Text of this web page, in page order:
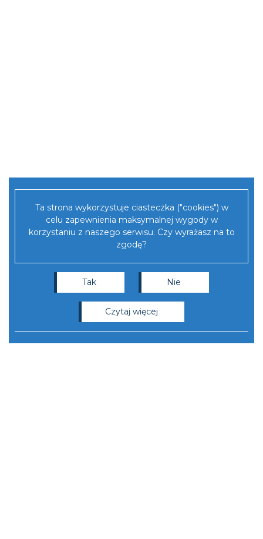
Ta strona wykorzystuje ciasteczka ("cookies") w
celu zapewnienia maksymalnej wygody w
korzystaniu z naszego serwisu. Czy wyrażasz na to
zgodę?
Tak Nie
czytaj więcej